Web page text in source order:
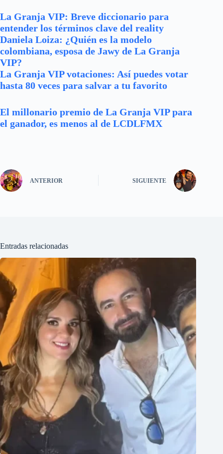
La Granja VIP: Breve diccionario para
entender los términos clave del reality
Daniela Loiza: ¿Quién es la modelo
colombiana, esposa de Jawy de La Granja
VIP?
La Granja VIP votaciones: Así puedes votar
hasta 80 veces para salvar a tu favorito
El millonario premio de La Granja VIP para
el ganador, es menos al de LCDLFMX
ANTERIOR SIGUIENTE
Entradas relacionadas